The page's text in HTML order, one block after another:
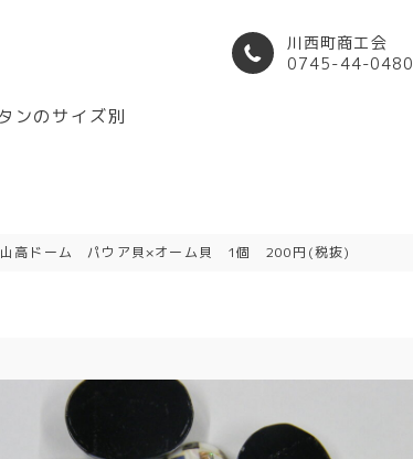
川西町商工会
0745-44-0480
ンのサイズ別
高ドーム パウア貝×オーム貝 1個 200円(税抜)